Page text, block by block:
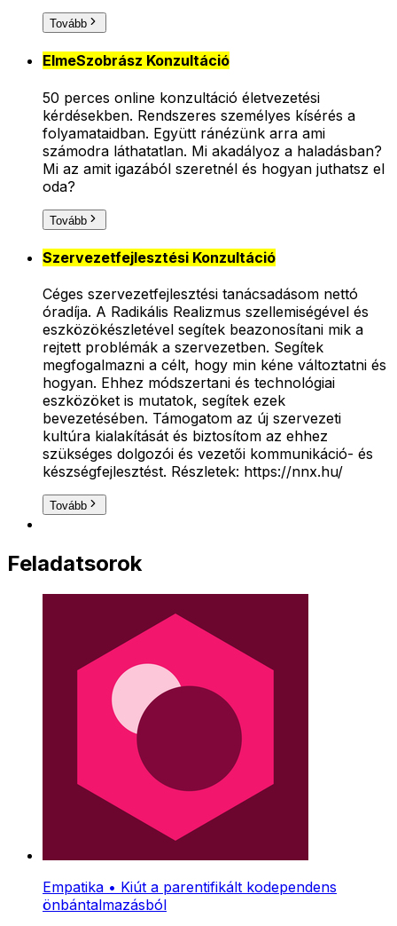
Tovább
ElmeSzobrász Konzultáció
50 perces online konzultáció életvezetési
kérdésekben. Rendszeres személyes kísérés a
folyamataidban. Együtt ránézünk arra ami
számodra láthatatlan. Mi akadályoz a haladásban?
Mi az amit igazából szeretnél és hogyan juthatsz el
oda?
Tovább
Szervezetfejlesztési Konzultáció
Céges szervezetfejlesztési tanácsadásom nettó
óradíja. A Radikális Realizmus szellemiségével és
eszközökészletével segítek beazonosítani mik a
rejtett problémák a szervezetben. Segítek
megfogalmazni a célt, hogy min kéne változtatni és
hogyan. Ehhez módszertani és technológiai
eszközöket is mutatok, segítek ezek
bevezetésében. Támogatom az új szervezeti
kultúra kialakítását és biztosítom az ehhez
szükséges dolgozói és vezetői kommunikáció- és
készségfejlesztést. Részletek: https://nnx.hu/
Tovább
Feladatsorok
Empatika • Kiút a parentifikált kodependens
önbántalmazásból